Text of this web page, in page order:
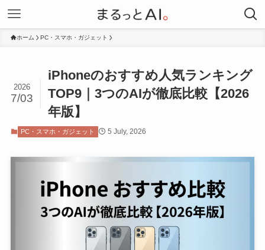
ホーム PC・スマホ・ガジェット
iPhoneのおすすめ人気ランキング
TOP9｜3つのAIが徹底比較【2026
年版】
2026
7/03
PC・スマホ・ガジェット 5 July, 2026